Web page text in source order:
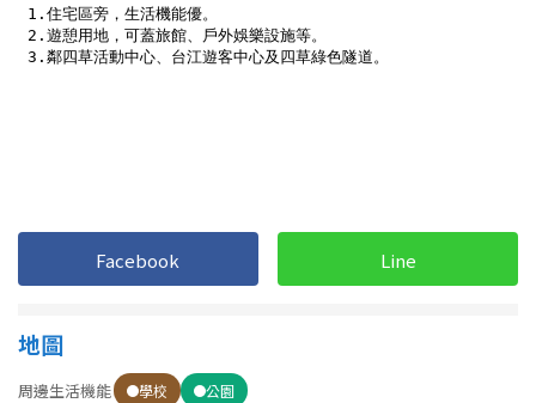
澎湖縣
~
Facebook Line
地圖
周邊生活機能 學校 公園